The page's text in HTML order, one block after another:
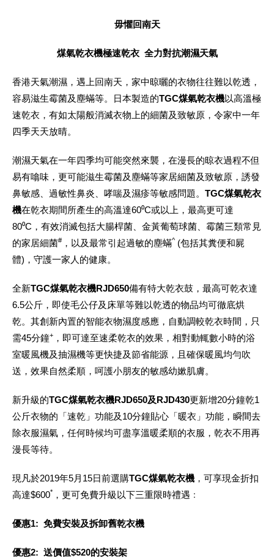
毋懼回南天
煤氣乾衣機極速乾衣全力對抗潮濕天氣
香港天氣潮濕，遇上回南天，家中晾曬的衣物往往難以乾透，
容易滋生霉菌及塵蟎等。日本製造的TGC煤氣乾衣機以高溫極
速乾衣，有如太陽般消滅衣物上的細菌及致敏原，令家中一年
四季天天放晴。
潮濕天氣在一年四季均可能突然來襲，在漫長的晾衣過程不但
易有噏味，更可能滋生霉菌及塵蟎等家居細菌及致敏原，誘發
鼻敏感、過敏性鼻炎、哮喘及濕疹等敏感問題。 TGC煤氣乾衣
機在乾衣期間所產生的高溫達60⁰C或以上，最高更可達
80⁰C，有效消滅包括大腸桿菌、金黃葡萄球菌、霉菌三類常見
的家居細菌# ，以及最常引起過敏的塵蟎^ (包括其糞便和屍
體)，守護一家人的健康。
全新TGC煤氣乾衣機RJD650備有特大乾衣鼓，最高可乾衣達
6.5公斤，即使毛公仔及床單等難以乾透的物品均可徹底烘
乾。其創新內置的智能衣物濕度感應，自動調較乾衣時間，只
需45分鐘+ ，即可達至速柔乾衣的效果，相對動輒數小時的浴
室暖風機及抽濕機等更快捷及節省能源，且確保暖風均勻吹
送，效果自然柔順，呵護小朋友的敏感幼嫰肌膚。
新升級的TGC煤氣乾衣機RJD650及RJD430更新增20分鐘乾1
公斤衣物的「速乾」功能及10分鐘貼心「暖衣」功能，瞬間去
除衣服濕氣，任何時候均可盡享溫暖柔順的衣服，乾衣不用再
漫長等待。
現凡於2019年5月15日前選購TGC煤氣乾衣機 ，可享現金折扣
高達$600* ，更可免費升級以下三重限時禮遇﹕
優惠1: 免費安裝及拆卸舊乾衣機
優惠2: 送價值$520的安裝架